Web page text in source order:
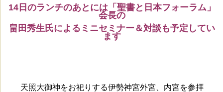
14日のランチのあとには「聖書と日本フォーラム」
会長の
畠田秀生氏によるミニセミナー＆対談も予定してい
ます
天照大御神をお祀りする伊勢神宮外宮、内宮を参拝